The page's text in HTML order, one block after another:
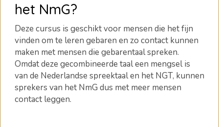
het NmG?
Deze cursus is geschikt voor mensen die het fijn
vinden om te leren gebaren en zo contact kunnen
maken met mensen die gebarentaal spreken.
Omdat deze gecombineerde taal een mengsel is
van de Nederlandse spreektaal en het NGT, kunnen
sprekers van het NmG dus met meer mensen
contact leggen.